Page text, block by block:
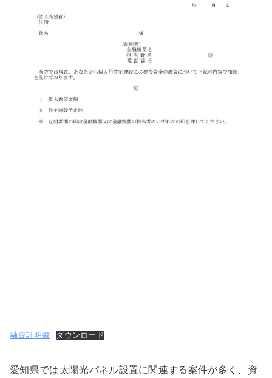
融資証明書 ダウンロード
愛知県では太陽光パネル設置に関連する案件が多く、資